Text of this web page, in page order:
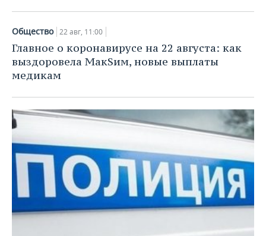
Общество 22 авг, 11:00
Главное о коронавирусе на 22 августа: как
выздоровела МакSим, новые выплаты
медикам